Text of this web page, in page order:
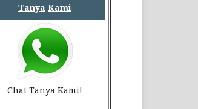
Tanya Kami
Chat Tanya Kami!